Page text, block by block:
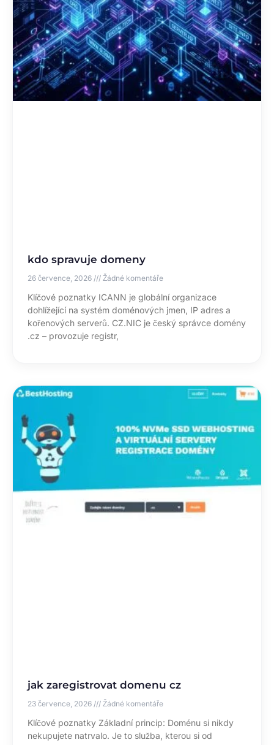
kdo spravuje domeny
26 července, 2026 Žádné komentáře
Klíčové poznatky ICANN je globální organizace
dohlížející na systém doménových jmen, IP adres a
kořenových serverů. CZ.NIC je český správce domény
.cz – provozuje registr,
jak zaregistrovat domenu cz
23 července, 2026 Žádné komentáře
Klíčové poznatky Základní princip: Doménu si nikdy
nekupujete natrvalo. Je to služba, kterou si od